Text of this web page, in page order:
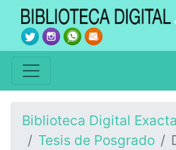
Biblioteca Digital
Tesis de Posgrado